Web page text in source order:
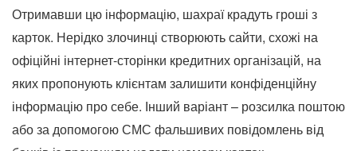
Отримавши цю інформацію, шахраї крадуть гроші з
карток. Нерідко злочинці створюють сайти, схожі на
офіційні інтернет-сторінки кредитних організацій, на
яких пропонують клієнтам залишити конфіденційну
інформацію про себе. Інший варіант – розсилка поштою
або за допомогою СМС фальшивих повідомлень від